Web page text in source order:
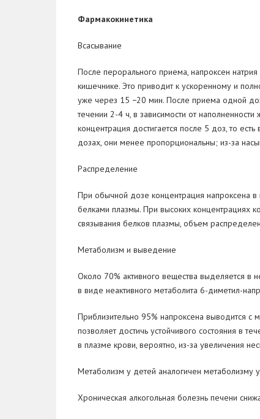
Фармакокинетика
Всасывание
После перорального приема, напроксен натрия
кишечнике. Это приводит к ускоренному и
уже через 15 −20 мин. После приема одной
течении 2-4 ч, в зависимости от наполненности
концентрация достигается после 5 доз, то есть
дозах, они менее пропорциональны; из-за
Распределение
При обычной дозе концентрация напроксена в
белками плазмы. При высоких концентрациях
связывания белков плазмы, объем
Метаболизм и выведение
Около 70% активного вещества выделяется в
в виде неактивного метаболита 6-диметил-
Приблизительно 95% напроксена выводится с
позволяет достичь устойчивого состояния в
в плазме крови, вероятно, из-за увеличения
Метаболизм у детей аналогичен метаболизму у
Хроническая алкогольная болезнь печени